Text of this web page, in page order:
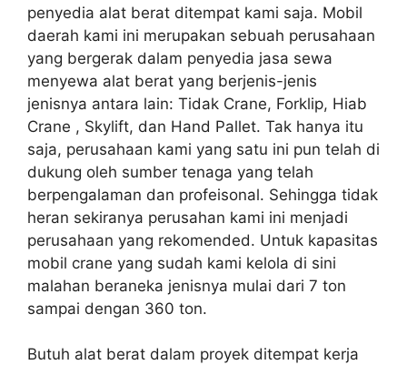
penyedia alat berat ditempat kami saja. Mobil
daerah kami ini merupakan sebuah perusahaan
yang bergerak dalam penyedia jasa sewa
menyewa alat berat yang berjenis-jenis
jenisnya antara lain: Tidak Crane, Forklip, Hiab
Crane , Skylift, dan Hand Pallet. Tak hanya itu
saja, perusahaan kami yang satu ini pun telah di
dukung oleh sumber tenaga yang telah
berpengalaman dan profeisonal. Sehingga tidak
heran sekiranya perusahan kami ini menjadi
perusahaan yang rekomended. Untuk kapasitas
mobil crane yang sudah kami kelola di sini
malahan beraneka jenisnya mulai dari 7 ton
sampai dengan 360 ton.
Butuh alat berat dalam proyek ditempat kerja